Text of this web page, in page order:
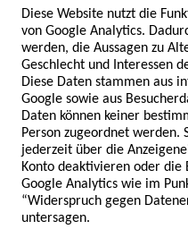
Diese Website nutzt die
von Google Analytics.
werden, die Aussagen zu
Geschlecht und Interessen
Diese Daten stammen aus
Google sowie aus
Daten können keiner
Person zugeordnet werden.
jederzeit über die
Konto deaktivieren oder die
Google Analytics wie im
“Widerspruch gegen
untersagen.